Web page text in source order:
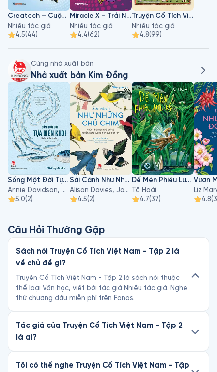
Createch – Cuộc Hôn Phối giữa Sáng Tạo và Công Nghệ
Nhiều tác giả
4.5(44)
Miracle X – Trải Nghiệm Khách Hàng Trong Kỷ Nguyên Số
Nhiều tác giả
4.4(62)
Truyện Cổ Tích Việt Nam - Tập 1
Nhiều tác giả
4.8(99)
Cùng nhà xuất bản
Nhà xuất bản Kim Đồng
Sống Một Đời Tựa Biển Khơi
Annie Davidson, Richard Harrington
5.0(2)
Sải Cánh Như Những Chú Chim
Alison Davies, John James Audubon
4.5(2)
Dế Mèn Phiêu Lưu Ký
Tô Hoài
4.7(37) 4.8(3
Câu Hỏi Thường Gặp
Sách nói Truyện Cổ Tích Việt Nam - Tập 2 là
về chủ đề gì?
Truyện Cổ Tích Việt Nam - Tập 2 là sách nói thuộc
thể loại Văn học, viết bởi tác giả Nhiều tác giả. Nghe
thử chương đầu miễn phí trên Fonos.
Tác giả của Truyện Cổ Tích Việt Nam - Tập 2
là ai?
Tôi có thể nghe Truyện Cổ Tích Việt Nam - Tập